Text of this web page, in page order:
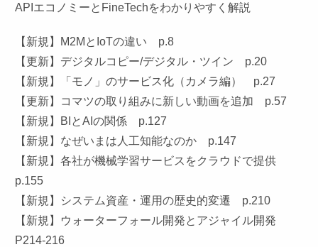
APIエコノミーとFineTechをわかりやすく解説
【新規】M2MとIoTの違い p.8
【更新】デジタルコピー/デジタル・ツイン p.20
【新規】「モノ」のサービス化（カメラ編） p.27
【更新】コマツの取り組みに新しい動画を追加 p.57
【新規】BIとAIの関係 p.127
【新規】なぜいまは人工知能なのか p.147
【新規】各社が機械学習サービスをクラウドで提供
p.155
【新規】システム資産・運用の歴史的変遷 p.210
【新規】ウォーターフォール開発とアジャイル開発
P214-216